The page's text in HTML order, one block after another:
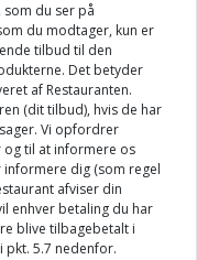
du ser på
du modtager, kun er
tilbud til den
Det betyder
af Restauranten.
(dit tilbud), hvis de har
Vi opfordrer
og til at informere os
informere dig (som regel
afviser din
enhver betaling du har
blive tilbagebetalt i
pkt. 5.7 nedenfor.